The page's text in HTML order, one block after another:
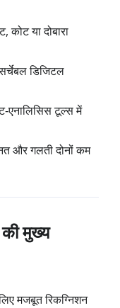
या दोबारा
डिजिटल
टूल्स में
और गलती दोनों कम
मुख्य
मजबूत रिकग्निशन